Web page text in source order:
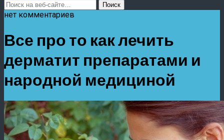
нет комментариев
Все про то как лечить
дерматит препаратами и
народной медициной